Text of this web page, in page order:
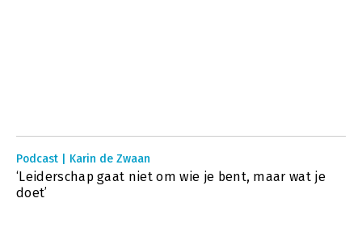
Podcast | Karin de Zwaan
‘Leiderschap gaat niet om wie je bent, maar wat je
doet’